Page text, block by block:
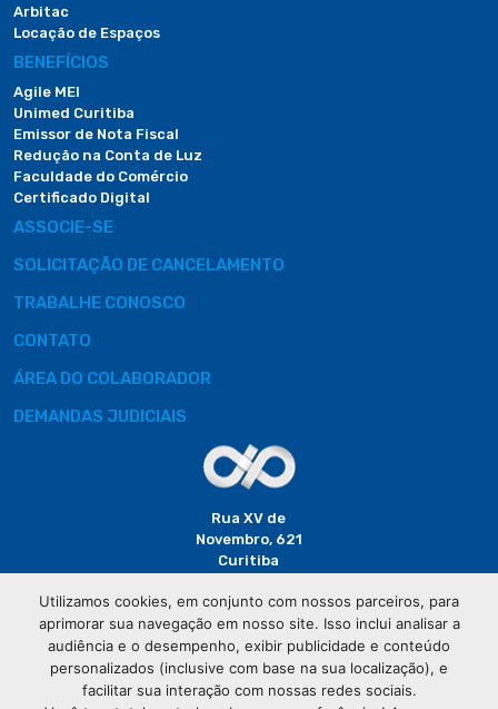
Arbitac
Locação de Espaços
BENEFÍCIOS
Agile MEI
Unimed Curitiba
Emissor de Nota Fiscal
Redução na Conta de Luz
Faculdade do Comércio
Certificado Digital
ASSOCIE-SE
SOLICITAÇÃO DE CANCELAMENTO
TRABALHE CONOSCO
CONTATO
ÁREA DO COLABORADOR
DEMANDAS JUDICIAIS
Rua XV de
Novembro, 621
Curitiba
(41) 3320-
2929
Utilizamos cookies, em conjunto com nossos parceiros, para
aprimorar sua navegação em nosso site. Isso inclui analisar a
audiência e o desempenho, exibir publicidade e conteúdo
personalizados (inclusive com base na sua localização), e
facilitar sua interação com nossas redes sociais.